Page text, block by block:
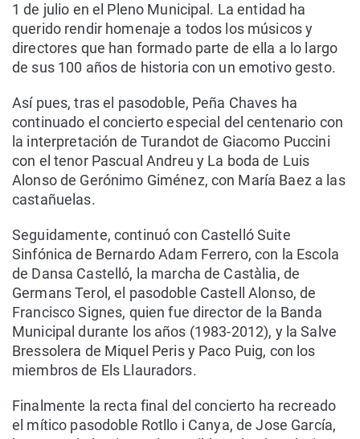
1 de julio en el Pleno Municipal. La entidad ha
querido rendir homenaje a todos los músicos y
directores que han formado parte de ella a lo largo
de sus 100 años de historia con un emotivo gesto.
Así pues, tras el pasodoble, Peña Chaves ha
continuado el concierto especial del centenario con
la interpretación de Turandot de Giacomo Puccini
con el tenor Pascual Andreu y La boda de Luis
Alonso de Gerónimo Giménez, con María Baez a las
castañuelas.
Seguidamente, continuó con Castelló Suite
Sinfónica de Bernardo Adam Ferrero, con la Escola
de Dansa Castelló, la marcha de Castàlia, de
Germans Terol, el pasodoble Castell Alonso, de
Francisco Signes, quien fue director de la Banda
Municipal durante los años (1983-2012), y la Salve
Bressolera de Miquel Peris y Paco Puig, con los
miembros de Els Llauradors.
Finalmente la recta final del concierto ha recreado
el mítico pasodoble Rotllo i Canya, de Jose García,